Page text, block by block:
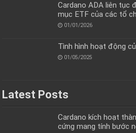
Cardano ADA liên tục
mục ETF của các tổ
01/01/2026
Tình hình hoạt động
01/05/2025
Latest Posts
Cardano kích hoạt
cứng mang tính bước